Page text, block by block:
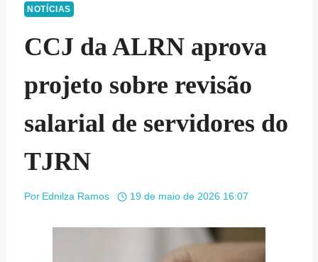
NOTÍCIAS
CCJ da ALRN aprova
projeto sobre revisão
salarial de servidores do
TJRN
Por Ednilza Ramos 19 de maio de 2026 16:07